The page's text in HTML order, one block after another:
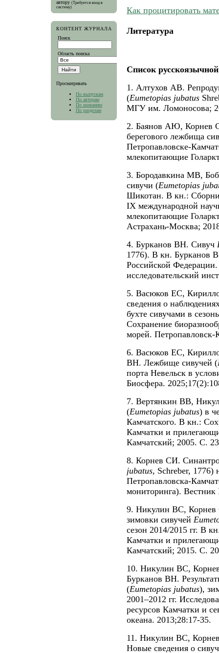
автору (Требуется вход в
систему)
КОНТЕНТ ЖУРНАЛА
Поиск
Область поиска
Просматривать
По выпускам
По авторам
По названию
По разделам
Как процитировать
Литература
Список
1. Алтухов АВ.
(Eumetopias jubatus
МГУ им. Ломоносова;
2. Баянов АЮ, Корнев
берегового лежбища
Петропавловске-
млекопитающие
3. Бородавкина МВ,
сивучи (Eumetopias
Шикотан. В кн.:
IX международной
млекопитающие
Астрахань-Москва;
4. Бурканов ВН. Сивуч
1776). В кн. Бурканов
Российской
исследовательский
5. Васюков ЕС,
сведения о
бухте сивучами в
Сохранение
морей.
6. Васюков ЕС,
ВН. Лежбище сивучей (
порта Невельск в
Биосфера.
7. Вертянкин ВВ,
(Eumetopias jubatus) в
Камчатского. В кн.:
Камчатки и
Камчатский; 2005. С.
8. Корнев СИ.
jubatus, Schreber, 1776)
Петропавловска-
мониторинга).
9. Никулин ВС,
зимовки сивучей
сезон 2014/2015 гг. В
Камчатки и
Камчатский; 2015. С.
10. Никулин ВС,
Бурканов ВН.
(Eumetopias jubatus),
2001–2012 гг.
ресурсов Камчатки и
океана. 2013;28:17-35.
11. Никулин ВС,
Новые сведения о